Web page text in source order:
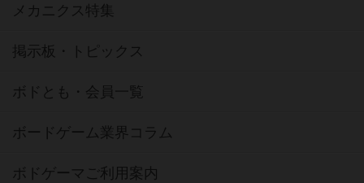
メカニクス特集
掲示板・トピックス
ボドとも・会員一覧
ボードゲーム業界コラム
ボドゲーマご利用案内